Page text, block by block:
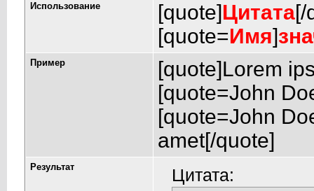
Использование [quote]Цитата[/
[quote=Имя]
Пример
[quote]Lorem
[quote=John
[quote=John
amet[/quote]
Результат Цитата: